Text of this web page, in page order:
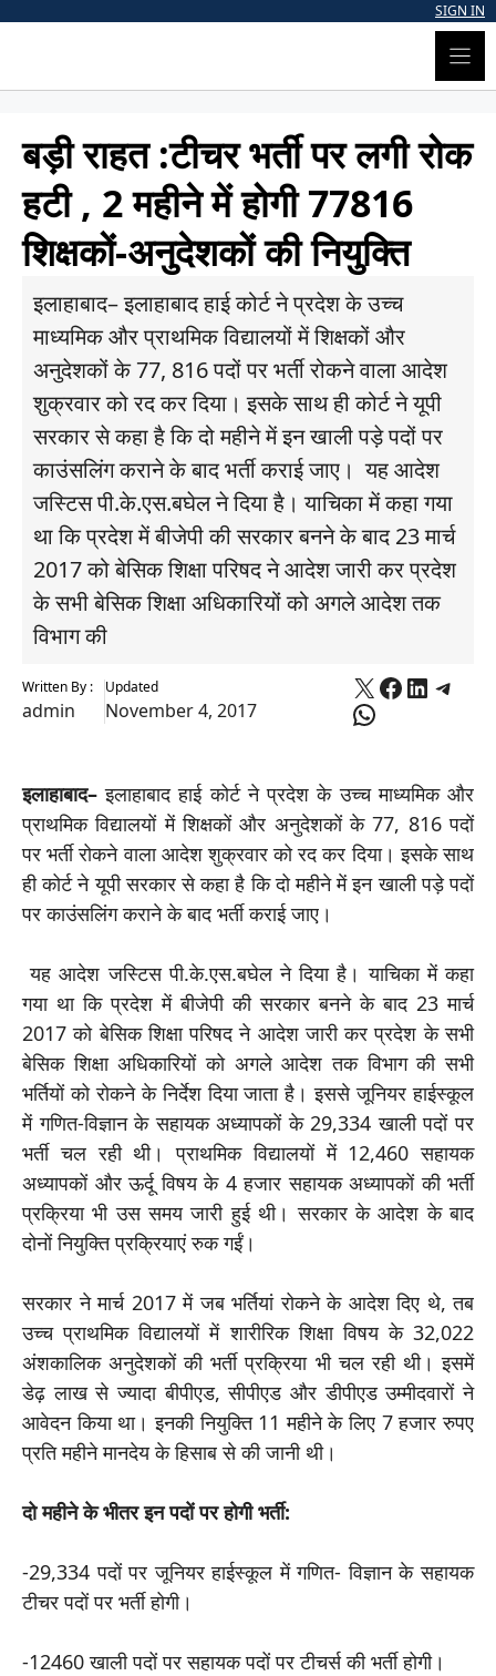
SIGN IN
बड़ी राहत :टीचर भर्ती पर लगी रोक
हटी , 2 महीने में होगी 77816
शिक्षकों-अनुदेशकों की नियुक्ति
इलाहाबाद– इलाहाबाद हाई कोर्ट ने प्रदेश के उच्च
माध्यमिक और प्राथमिक विद्यालयों में शिक्षकों और
अनुदेशकों के 77, 816 पदों पर भर्ती रोकने वाला आदेश
शुक्रवार को रद कर दिया। इसके साथ ही कोर्ट ने यूपी
सरकार से कहा है कि दो महीने में इन खाली पड़े पदों पर
काउंसलिंग कराने के बाद भर्ती कराई जाए। यह आदेश
जस्टिस पी.के.एस.बघेल ने दिया है। याचिका में कहा गया
था कि प्रदेश में बीजेपी की सरकार बनने के बाद 23 मार्च
2017 को बेसिक शिक्षा परिषद ने आदेश जारी कर प्रदेश
के सभी बेसिक शिक्षा अधिकारियों को अगले आदेश तक
विभाग की
Written By :
admin
Updated
November 4, 2017
X Facebook
WhatsApp
इलाहाबाद– इलाहाबाद हाई कोर्ट ने प्रदेश के उच्च माध्यमिक और
प्राथमिक विद्यालयों में शिक्षकों और अनुदेशकों के 77, 816 पदों
पर भर्ती रोकने वाला आदेश शुक्रवार को रद कर दिया। इसके साथ
ही कोर्ट ने यूपी सरकार से कहा है कि दो महीने में इन खाली पड़े पदों
पर काउंसलिंग कराने के बाद भर्ती कराई जाए।
यह आदेश जस्टिस पी.के.एस.बघेल ने दिया है। याचिका में कहा
गया था कि प्रदेश में बीजेपी की सरकार बनने के बाद 23 मार्च
2017 को बेसिक शिक्षा परिषद ने आदेश जारी कर प्रदेश के सभी
बेसिक शिक्षा अधिकारियों को अगले आदेश तक विभाग की सभी
भर्तियों को रोकने के निर्देश दिया जाता है। इससे जूनियर हाईस्कूल
में गणित-विज्ञान के सहायक अध्यापकों के 29,334 खाली पदों पर
भर्ती चल रही थी। प्राथमिक विद्यालयों में 12,460 सहायक
अध्यापकों और ऊर्दू विषय के 4 हजार सहायक अध्यापकों की भर्ती
प्रक्रिया भी उस समय जारी हुई थी। सरकार के आदेश के बाद
दोनों नियुक्ति प्रक्रियाएं रुक गईं।
सरकार ने मार्च 2017 में जब भर्तियां रोकने के आदेश दिए थे, तब
उच्च प्राथमिक विद्यालयों में शारीरिक शिक्षा विषय के 32,022
अंशकालिक अनुदेशकों की भर्ती प्रक्रिया भी चल रही थी। इसमें
डेढ़ लाख से ज्यादा बीपीएड, सीपीएड और डीपीएड उम्मीदवारों ने
आवेदन किया था। इनकी नियुक्ति 11 महीने के लिए 7 हजार रुपए
प्रति महीने मानदेय के हिसाब से की जानी थी।
दो महीने के भीतर इन पदों पर होगी भर्ती:
-29,334 पदों पर जूनियर हाईस्कूल में गणित- विज्ञान के सहायक
टीचर पदों पर भर्ती होगी।
-12460 खाली पदों पर सहायक पदों पर टीचर्स की भर्ती होगी।